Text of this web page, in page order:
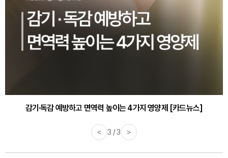
감기·독감 예방하고 면역력 높이는 4가지 영양제 [카드뉴스]
< 3 / 3 >